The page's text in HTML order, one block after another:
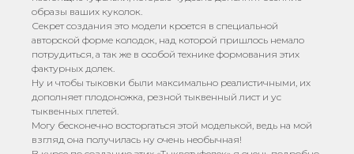
образы ваших куколок.
Секрет создания это модели кроется в специальной
авторской форме колодок, над которой пришлось немало
потрудиться, а так же в особой технике формования этих
фактурных долек.
Ну и чтобы тыковки были максимально реалистичными, их
дополняет плодоножка, резной тыквенный лист и ус
тыквенных плетей.
Могу бесконечно восторгаться этой моделькой, ведь на мой
взгляд она получилась ну очень необычная!